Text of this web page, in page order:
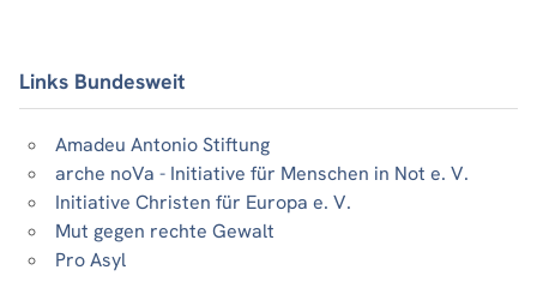
Links Bundesweit
Amadeu Antonio Stiftung
arche noVa - Initiative für Menschen in Not e. V.
Initiative Christen für Europa e. V.
Mut gegen rechte Gewalt
Pro Asyl